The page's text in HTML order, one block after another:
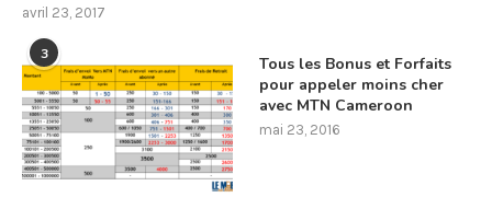
avril 23, 2017
3
Tous les Bonus et Forfaits
pour appeler moins cher
avec MTN Cameroon
mai 23, 2016